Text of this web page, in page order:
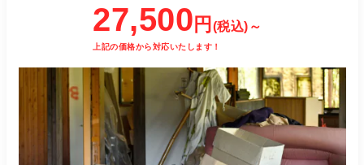
27,500 円 (税込)～
上記の価格から対応いたします！